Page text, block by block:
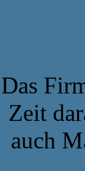
Das
Zeit
auch